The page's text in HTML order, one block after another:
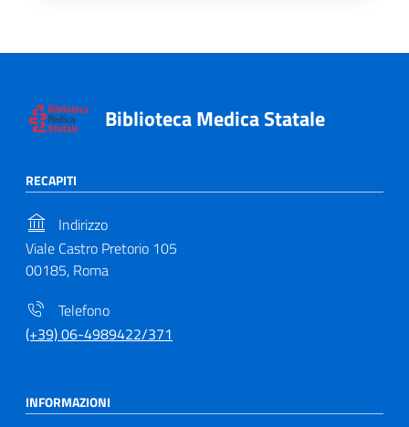
Biblioteca Medica Statale
RECAPITI
Indirizzo
Viale Castro Pretorio 105
00185, Roma
Telefono
(+39) 06-4989422/371
INFORMAZIONI